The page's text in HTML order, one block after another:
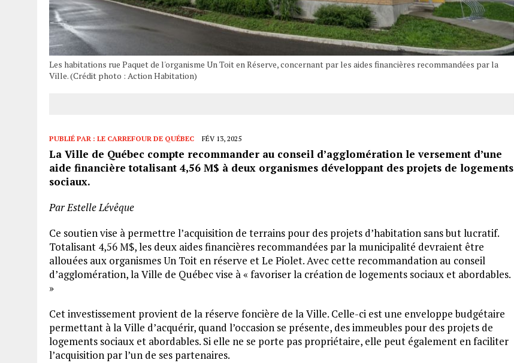
Les habitations rue Paquet de l'organisme Un Toit en Réserve, concernant par les aides financières recommandées par la
Ville. (Crédit photo : Action Habitation)
PUBLIÉ PAR : LE CARREFOUR DE QUÉBEC FÉV 13, 2025
La Ville de Québec compte recommander au conseil d’agglomération le versement d’une
aide financière totalisant 4,56 M$ à deux organismes développant des projets de logements
sociaux.
Par Estelle Lévêque
Ce soutien vise à permettre l’acquisition de terrains pour des projets d’habitation sans but lucratif.
Totalisant 4,56 M$, les deux aides financières recommandées par la municipalité devraient être
allouées aux organismes Un Toit en réserve et Le Piolet. Avec cette recommandation au conseil
d’agglomération, la Ville de Québec vise à « favoriser la création de logements sociaux et abordables.
»
Cet investissement provient de la réserve foncière de la Ville. Celle-ci est une enveloppe budgétaire
permettant à la Ville d’acquérir, quand l’occasion se présente, des immeubles pour des projets de
logements sociaux et abordables. Si elle ne se porte pas propriétaire, elle peut également en faciliter
l’acquisition par l’un de ses partenaires.